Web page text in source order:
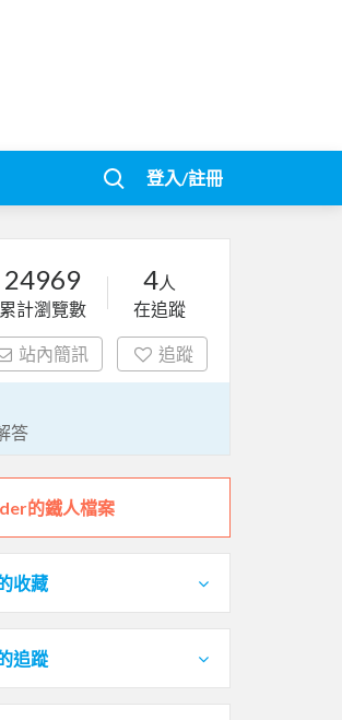
登入/註冊
24969
累計瀏覽數
4人
在追蹤
站內簡訊 追蹤
答
的鐵人檔案
收藏
追蹤